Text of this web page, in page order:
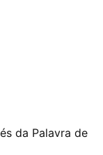
da Palavra de